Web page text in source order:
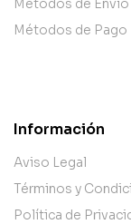
Métodos de Envío
Métodos de Pago
Información
Aviso Legal
Términos y
Política de